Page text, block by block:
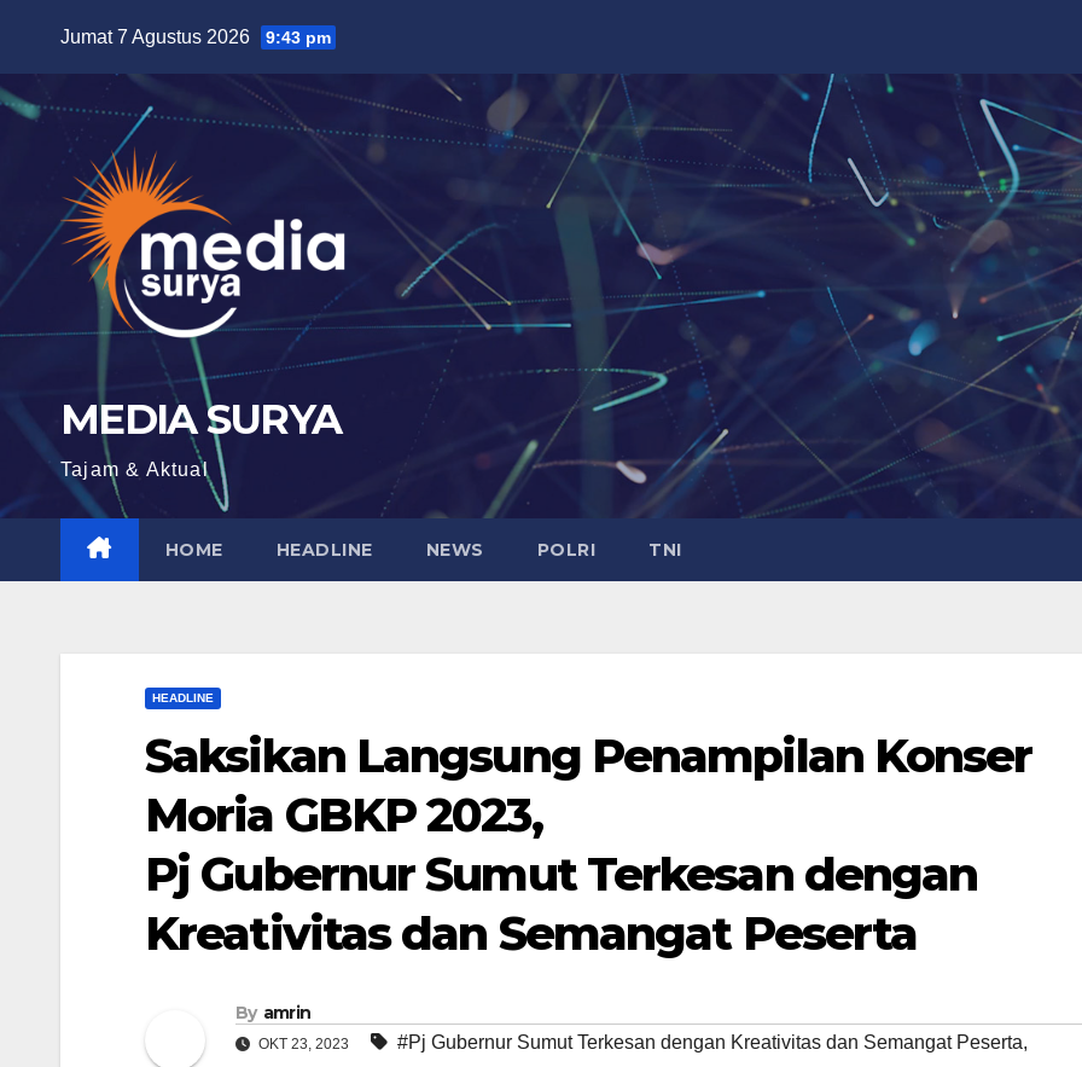
content
Jumat 7 Agustus 2026 9:43 pm
MEDIA SURYA
Tajam & Aktual
HOME HEADLINE NEWS POLRI TNI
HEADLINE
Saksikan Langsung Penampilan Konser
Moria GBKP 2023,
Pj Gubernur Sumut Terkesan dengan
Kreativitas dan Semangat Peserta
By amrin
OKT 23, 2023 #Pj Gubernur Sumut Terkesan dengan Kreativitas dan Semangat Peserta,